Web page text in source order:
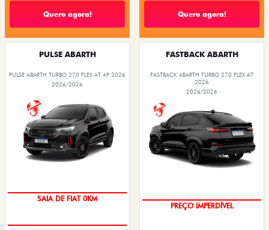
Quero agora! Quero agora!
PULSE ABARTH
PULSE ABARTH TURBO 270 FLEX AT 4P 2026
2026/2026
SAIA DE FIAT 0KM
FASTBACK ABARTH
FASTBACK ABARTH TURBO 270 FLEX AT
2026
2026/2026
PREÇO IMPERDÍVEL